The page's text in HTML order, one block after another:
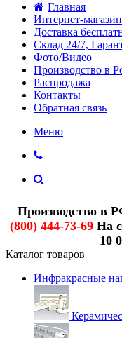
Главная
Интернет-магазин
Доставка
Склад 24/7,
Фото/Видео
Производство в
Распродажа
Контакты
Обратная связь
Меню
Производство в
(800) 444-73-69На
10
Каталог товаров
Инфракрасные